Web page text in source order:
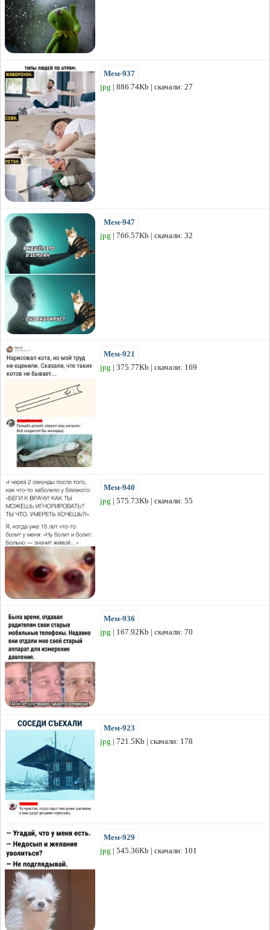
Мем-937
jpg | 886.74Kb | скачали: 27
Мем-947
jpg | 766.57Kb | скачали: 32
Мем-921
jpg | 375.77Kb | скачали: 169
Мем-940
jpg | 575.73Kb | скачали: 55
Мем-936
jpg | 167.92Kb | скачали: 70
Мем-923
jpg | 721.5Kb | скачали: 178
Мем-929
jpg | 545.36Kb | скачали: 101